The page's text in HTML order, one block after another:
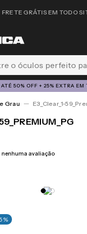
FRETE GRÁTIS EM TODO
perfeito para você
50% OFF + 25% EXTRA EM
Grau E3_Clear_1-
nenhuma avaliação
%